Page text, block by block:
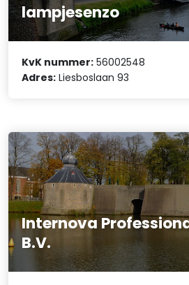
lampjesenzo
KvK nummer: 56002548
Adres: Liesboslaan 93
Internova
B.V.